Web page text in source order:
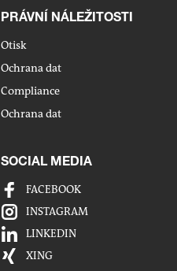
PRÁVNÍ NÁLEŽITOSTI
Otisk
Ochrana dat
Compliance
Ochrana dat
SOCIAL MEDIA
FACEBOOK
INSTAGRAM
LINKEDIN
XING